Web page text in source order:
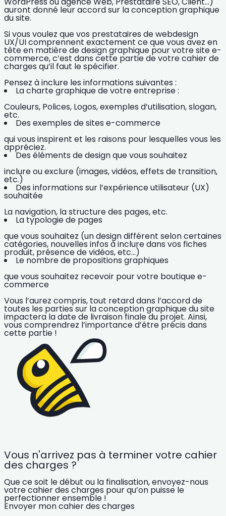
auront donné leur accord sur la conception graphique
du site.
Si vous voulez que vos prestataires de webdesign
UX/UIcomprennent exactement ce que vous avez en
tête en matière de design graphique pour votre site e-
commerce, c’est dans cette partie de votre cahier de
charges qu’il faut le spécifier.
Pensez à inclure les informations suivantes :
La charte graphique de votre entreprise :
Couleurs, Polices, Logos, exemples d’utilisation, slogan,
etc.
Des exemples de sites e-commerce
qui vous inspirent et les raisons pour lesquelles vous les
appréciez.
Des éléments de design que vous souhaitez
inclure ou exclure (images, vidéos, effets de transition,
etc.)
Des informations sur l’expérience utilisateur (UX)
souhaitée
La navigation, la structure des pages, etc.
La typologie de pages
que vous souhaitez (un design différent selon certaines
catégories, nouvelles infos à inclure dans vos fiches
produit, présence de vidéos, etc…)
Le nombre de propositions graphiques
que vous souhaitez recevoir pour votre boutique e-
commerce
Vous l’aurez compris, tout retard dans l’accord de
toutes les parties sur la conception graphique du site
impactera la date de livraison finale du projet. Ainsi,
vous comprendrez l’importance d’être précis dans
cette partie !
Vous n'arrivez pas à terminer votre cahier
des charges ?
Que ce soit le début ou la finalisation, envoyez-nous
votre cahier des charges pour qu’on puisse le
perfectionner ensemble !
Envoyer mon cahier des charges